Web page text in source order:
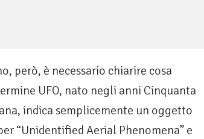
però, è necessario chiarire cosa
UFO, nato negli anni Cinquanta
indica semplicemente un oggetto
“Unidentified Aerial Phenomena” e